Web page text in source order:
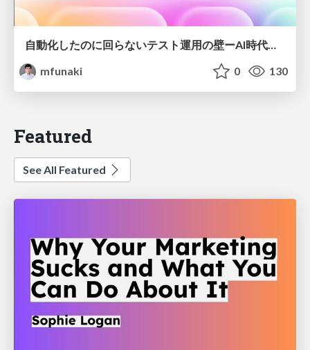
自動化したのに回らないテスト運用の壁ーAI時代の品質責任と生産性
mfunaki
0 130
Featured
See All Featured